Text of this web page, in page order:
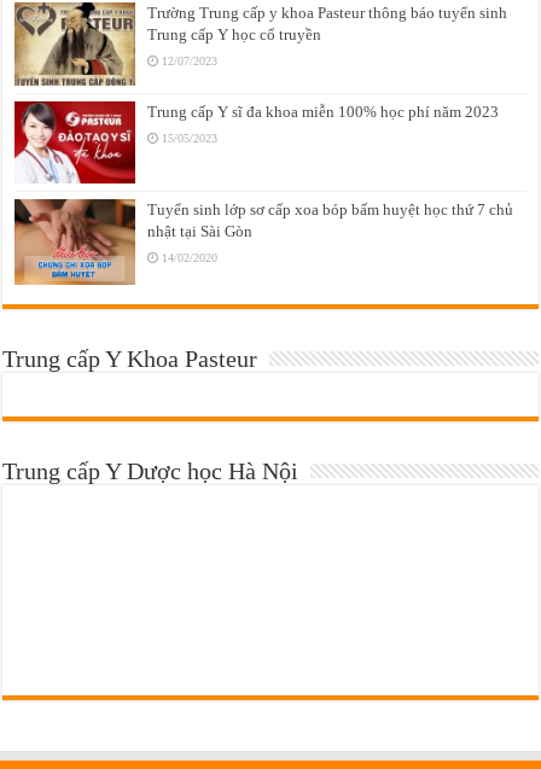
Trường Trung cấp y khoa Pasteur thông báo tuyển sinh
Trung cấp Y học cổ truyền
12/07/2023
Trung cấp Y sĩ đa khoa miễn 100% học phí năm 2023
15/05/2023
Tuyển sinh lớp sơ cấp xoa bóp bấm huyệt học thứ 7 chủ
nhật tại Sài Gòn
14/02/2020
Trung cấp Y Khoa Pasteur
Trung cấp Y Dược học Hà Nội